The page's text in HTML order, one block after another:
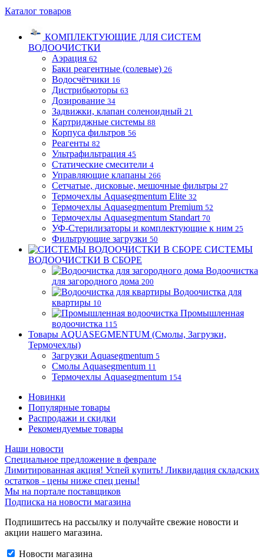
Каталог товаров
КОМПЛЕКТУЮЩИЕ ДЛЯ СИСТЕМ
ВОДООЧИСТКИ
Аэрация 62
Баки реагентные (солевые) 26
Водосчётчики 16
Дистрибьюторы 63
Дозирование 34
Задвижки, клапан соленоидный 21
Картриджные системы 88
Корпуса фильтров 56
Реагенты 82
Ультрафильтрация 45
Статические смесители 4
Управляющие клапаны 266
Сетчатые, дисковые, мешочные фильтры 27
Термочехлы Aquasegmentum Elite 32
Термочехлы Aquasegmentum Premium 52
Термочехлы Aquasegmentum Standart 70
УФ-Стерилизаторы и комплектующие к ним 25
Фильтрующие загрузки 50
СИСТЕМЫ
ВОДООЧИСТКИ В СБОРЕ
Водоочистка
для загородного дома 200
Водоочистка для
квартиры 10
Промышленная
водоочистка 115
Товары AQUASEGMENTUM (Смолы, Загрузки,
Термочехлы)
Загрузки Aquasegmentum 5
Смолы Aquasegmentum 11
Термочехлы Aquasegmentum 154
Новинки
Популярные товары
Распродажи и скидки
Рекомендуемые товары
Наши новости
Специальное предложение в феврале
Лимитированная акция! Успей купить! Ликвидация складских
остатков - цены ниже спец цены!
Мы на портале поставщиков
Подписка на новости магазина
Подпишитесь на рассылку и получайте свежие новости и
акции нашего магазина.
Новости магазина